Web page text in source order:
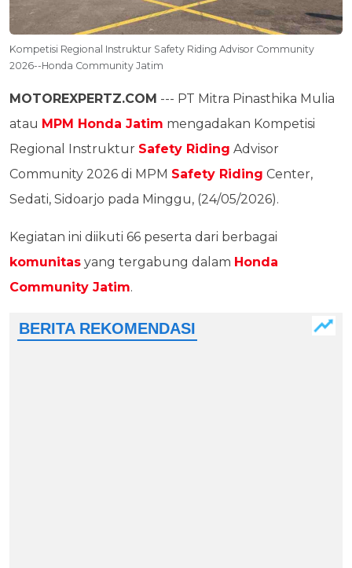
Kompetisi Regional Instruktur Safety Riding Advisor Community
2026--Honda Community Jatim
MOTOREXPERTZ.COM --- PT Mitra Pinasthika Mulia
atau MPM Honda Jatim mengadakan Kompetisi
Regional Instruktur Safety Riding Advisor
Community 2026 di MPM Safety Riding Center,
Sedati, Sidoarjo pada Minggu, (24/05/2026).
Kegiatan ini diikuti 66 peserta dari berbagai
komunitas yang tergabung dalam Honda
Community Jatim.